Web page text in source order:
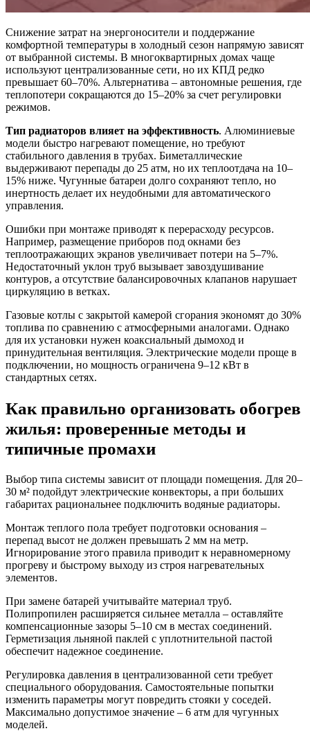
Снижение затрат на энергоносители и поддержание
комфортной температуры в холодный сезон напрямую зависят
от выбранной системы. В многоквартирных домах чаще
используют централизованные сети, но их КПД редко
превышает 60–70%. Альтернатива – автономные решения, где
теплопотери сокращаются до 15–20% за счет регулировки
режимов.
Тип радиаторов влияет на эффективность. Алюминиевые
модели быстро нагревают помещение, но требуют
стабильного давления в трубах. Биметаллические
выдерживают перепады до 25 атм, но их теплоотдача на 10–
15% ниже. Чугунные батареи долго сохраняют тепло, но
инертность делает их неудобными для автоматического
управления.
Ошибки при монтаже приводят к перерасходу ресурсов.
Например, размещение приборов под окнами без
теплоотражающих экранов увеличивает потери на 5–7%.
Недостаточный уклон труб вызывает завоздушивание
контуров, а отсутствие балансировочных клапанов нарушает
циркуляцию в ветках.
Газовые котлы с закрытой камерой сгорания экономят до 30%
топлива по сравнению с атмосферными аналогами. Однако
для их установки нужен коаксиальный дымоход и
принудительная вентиляция. Электрические модели проще в
подключении, но мощность ограничена 9–12 кВт в
стандартных сетях.
Как правильно организовать обогрев
жилья: проверенные методы и
типичные промахи
Выбор типа системы зависит от площади помещения. Для 20–
30 м² подойдут электрические конвекторы, а при больших
габаритах рациональнее подключить водяные радиаторы.
Монтаж теплого пола требует подготовки основания –
перепад высот не должен превышать 2 мм на метр.
Игнорирование этого правила приводит к неравномерному
прогреву и быстрому выходу из строя нагревательных
элементов.
При замене батарей учитывайте материал труб.
Полипропилен расширяется сильнее металла – оставляйте
компенсационные зазоры 5–10 см в местах соединений.
Герметизация льняной паклей с уплотнительной пастой
обеспечит надежное соединение.
Регулировка давления в централизованной сети требует
специального оборудования. Самостоятельные попытки
изменить параметры могут повредить стояки у соседей.
Максимально допустимое значение – 6 атм для чугунных
моделей.